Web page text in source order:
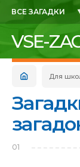
ВСЕ ЗАГАДКИ
VSE-
Для
01